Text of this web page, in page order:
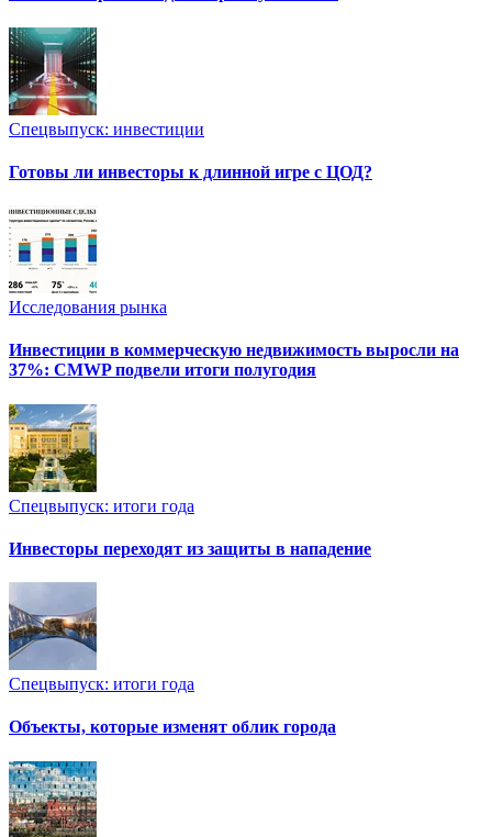
Спецвыпуск: инвестиции
Готовы ли инвесторы к длинной игре с ЦОД?
Исследования рынка
Инвестиции в коммерческую недвижимость выросли на
37%: CMWP подвели итоги полугодия
Спецвыпуск: итоги года
Инвесторы переходят из защиты в нападение
Спецвыпуск: итоги года
Объекты, которые изменят облик города